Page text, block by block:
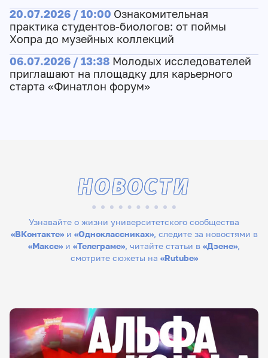
20.07.2026 / 10:00 Ознакомительная
практика студентов-биологов: от поймы
Хопра до музейных коллекций
06.07.2026 / 13:38 Молодых исследователей
приглашают на площадку для карьерного
старта «Финатлон форум»
Узнавайте о жизни университетского сообщества
«ВКонтакте»и «Одноклассниках», следите за новостями в
«Максе» и «Телеграме», читайте статьи в «Дзене»,
смотрите сюжеты на «Rutube»
НОВОСТИ